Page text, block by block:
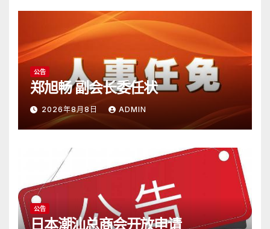
公告
郑旭畅 副会长委任状
2026年8月8日 ADMIN
公告
日本潮汕总商会开放申请